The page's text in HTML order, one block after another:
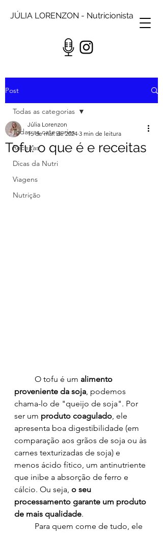
JÚLIA LORENZON - Nutricionista
Post
Todas as categorias
Receitas
Dicas da Nutri
Viagens
Nutrição
Todas as categorias
Tofu: o que é e receitas
Júlia Lorenzon
15 de mar. de 2024 3 min de leitura
	O tofu é um
alimento
proveniente da soja, podemos
chama-lo de "queijo de soja". Por
ser um produto coagulado, ele
apresenta boa digestibilidade (em
comparação aos grãos de soja ou às
carnes texturizadas de soja) e
menos ácido fítico, um antinutriente
que inibe a absorção de ferro e
cálcio. Ou seja, o seu
processamento garante um produto
de mais qualidade.